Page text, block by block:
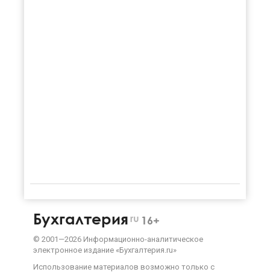
Бухгалтерия ru 16+
© 2001—2026 Информационно-аналитическое
электронное издание «Бухгалтерия.ru»
Использование материалов возможно только с